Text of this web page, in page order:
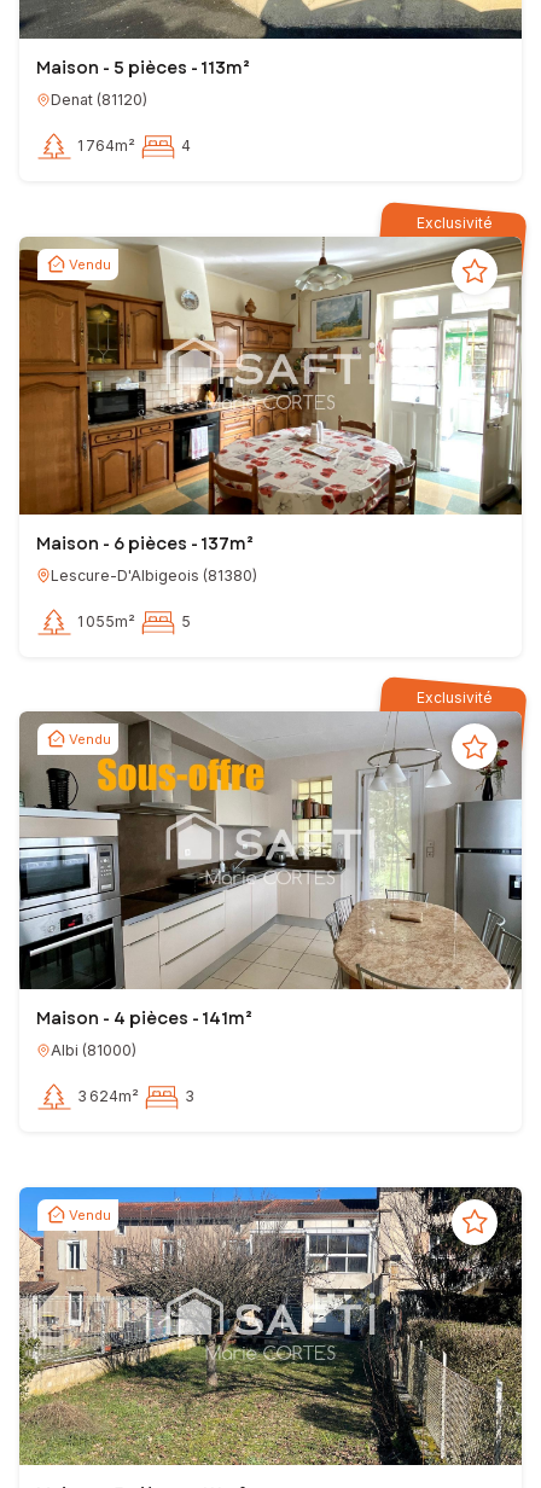
Maison - 5 pièces - 113m²
Denat (81120)
1 764m² 4
Exclusivité
Vendu
Maison - 6 pièces - 137m²
Lescure-D'Albigeois (81380)
1 055m² 5
Exclusivité
Vendu
Maison - 4 pièces - 141m²
Albi (81000)
3 624m² 3
Vendu